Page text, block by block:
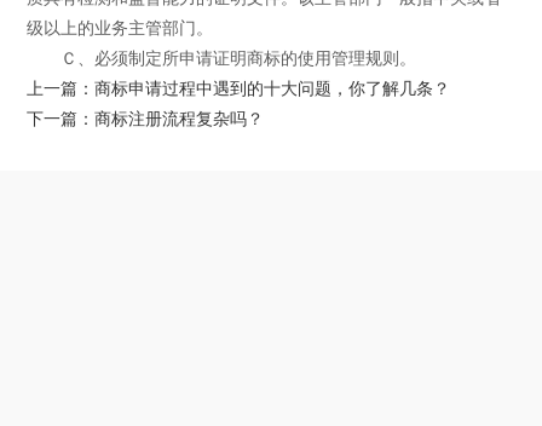
级以上的业务主管部门。
Ｃ、必须制定所申请证明商标的使用管理规则。
上一篇：商标申请过程中遇到的十大问题，你了解几条？
下一篇：商标注册流程复杂吗？